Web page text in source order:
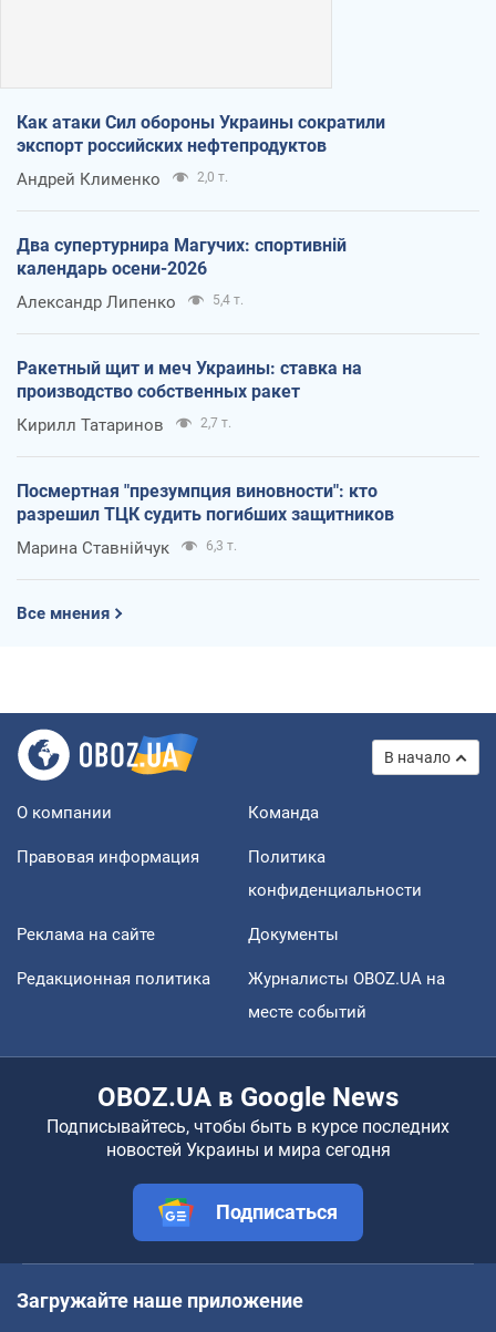
Как атаки Сил обороны Украины сократили
экспорт российских нефтепродуктов
Андрей Клименко 2,0 т.
Два супертурнира Магучих: спортивній
календарь осени-2026
Александр Липенко 5,4 т.
Ракетный щит и меч Украины: ставка на
производство собственных ракет
Кирилл Татаринов 2,7 т.
Посмертная "презумпция виновности": кто
разрешил ТЦК судить погибших защитников
Марина Ставнійчук 6,3 т.
Все мнения
В начало
О компании Команда
Правовая информация
Политика
конфиденциальности
Реклама на сайте Документы
Редакционная политика
Журналисты OBOZ.UA на
месте событий
OBOZ.UA в Google News
Подписывайтесь, чтобы быть в курсе последних
новостей Украины и мира сегодня
Подписаться
Загружайте наше приложение